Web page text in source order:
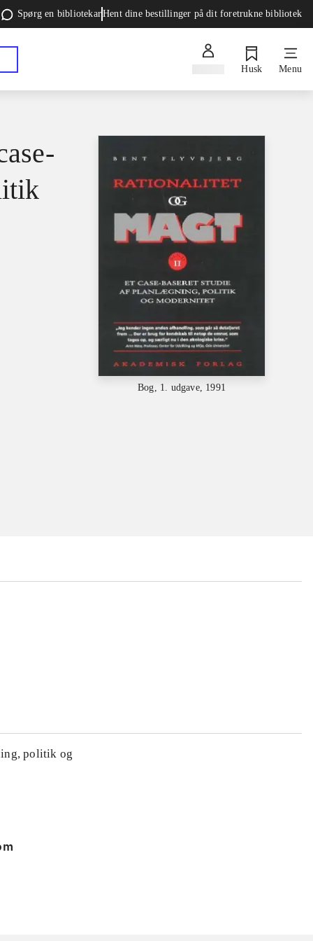
Spørg en bibliotekarHent dine bestillinger på dit foretrukne bibliotek
Husk Menu
Bog, 1. udgave, 1991
politik og